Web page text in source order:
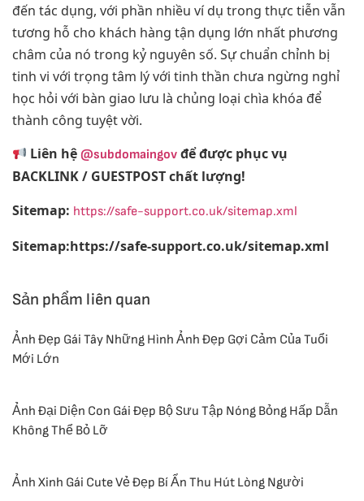
đến tác dụng, với phần nhiều ví dụ trong thực tiễn vẫn
tương hỗ cho khách hàng tận dụng lớn nhất phương
châm của nó trong kỷ nguyên số. Sự chuẩn chỉnh bị
tinh vi với trọng tâm lý với tinh thần chưa ngừng nghỉ
học hỏi với bàn giao lưu là chủng loại chìa khóa để
thành công tuyệt vời.
Liên hệ@subdomaingov để được phục vụ
BACKLINK / GUESTPOST chất lượng!
Sitemap: https://safe-support.co.uk/sitemap.xml
Sitemap:https://safe-support.co.uk/sitemap.xml
Sản phẩm liên quan
Ảnh Đẹp Gái Tây Những Hình Ảnh Đẹp Gợi Cảm Của Tuổi
Mới Lớn
Ảnh Đại Diện Con Gái Đẹp Bộ Sưu Tập Nóng Bỏng Hấp Dẫn
Không Thể Bỏ Lỡ
Ảnh Xinh Gái Cute Vẻ Đẹp Bí Ẩn Thu Hút Lòng Người